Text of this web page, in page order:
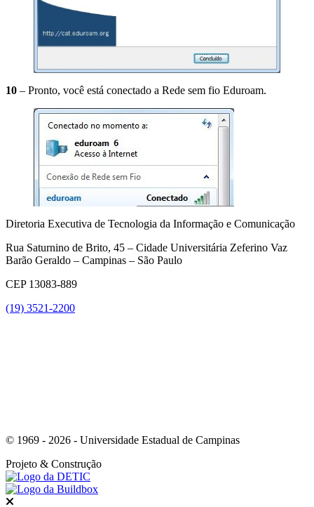
10 – Pronto, você está conectado a Rede sem fio Eduroam.
Diretoria Executiva de Tecnologia da Informação e Comunicação
Rua Saturnino de Brito, 45 – Cidade Universitária Zeferino Vaz
Barão Geraldo – Campinas – São Paulo
CEP 13083-889
(19) 3521-2200
© 1969 - 2026 - Universidade Estadual de Campinas
Projeto & Construção